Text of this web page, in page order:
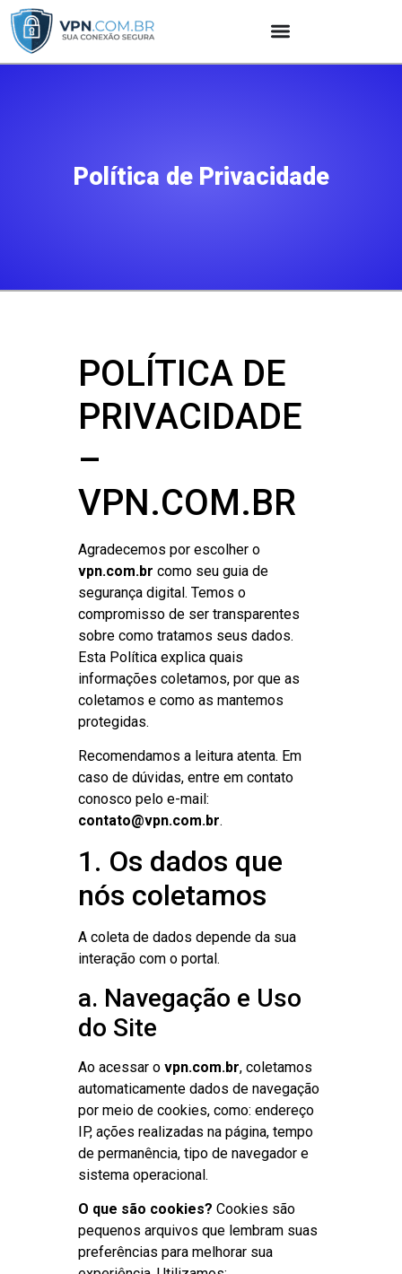
Política de Privacidade
POLÍTICA DE
PRIVACIDADE
–
VPN.COM.BR
Agradecemos por escolher o
vpn.com.br como seu guia de
segurança digital. Temos o
compromisso de ser transparentes
sobre como tratamos seus dados.
Esta Política explica quais
informações coletamos, por que as
coletamos e como as mantemos
protegidas.
Recomendamos a leitura atenta. Em
caso de dúvidas, entre em contato
conosco pelo e-mail:
contato@vpn.com.br.
1. Os dados que
nós coletamos
A coleta de dados depende da sua
interação com o portal.
a. Navegação e Uso
do Site
Ao acessar ovpn.com.br, coletamos
automaticamente dados de navegação
por meio de cookies, como: endereço
IP, ações realizadas na página, tempo
de permanência, tipo de navegador e
sistema operacional.
O que são cookies? Cookies são
pequenos arquivos que lembram suas
preferências para melhorar sua